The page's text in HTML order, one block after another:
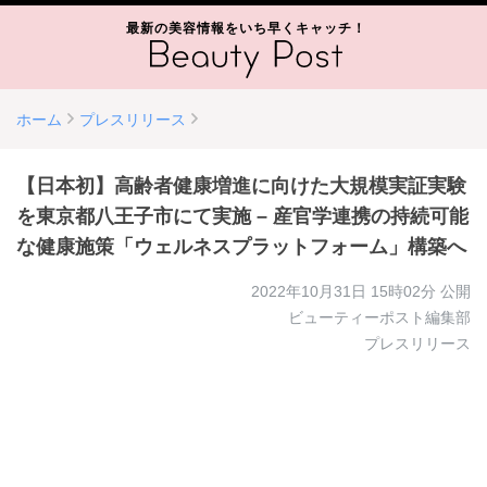
最新の美容情報をいち早くキャッチ！
ホーム プレスリリース
【日本初】高齢者健康増進に向けた大規模実証実験
を東京都八王子市にて実施 – 産官学連携の持続可能
な健康施策「ウェルネスプラットフォーム」構築へ
2022年10月31日 15時02分 公開
ビューティーポスト編集部
プレスリリース